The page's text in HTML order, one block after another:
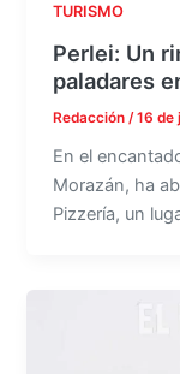
TURISMO
Perlei: Un
paladares
Redacción /16 de
En el
Morazán, ha
Pizzería, un